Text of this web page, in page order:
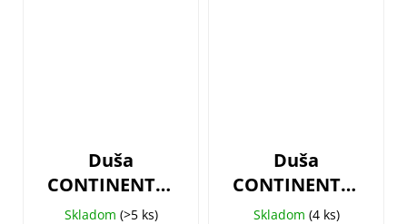
Duša
CONTINENTAL
Tour 28 Slim -
Skladom (>5 ks)
Duša
CONTINENTAL
MTB 26 -
Skladom (4 ks)